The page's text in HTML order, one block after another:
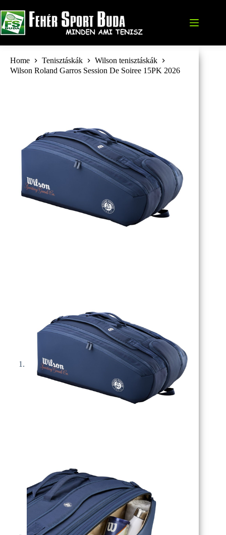
to
content
Home Tenisztáskák
Wilson tenisztáskák
Wilson Roland Garros Session De Soiree 15PK 2026